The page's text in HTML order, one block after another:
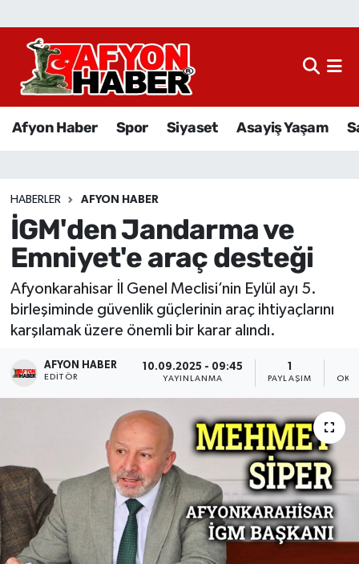
Afyon Haber Spor Siyaset Asayiş Yaşam
HABERLER AFYON HABER
İGM'den Jandarma ve
Emniyet'e araç desteği
Afyonkarahisar İl Genel Meclisi’nin Eylül ayı 5.
birleşiminde güvenlik güçlerinin araç ihtiyaçlarını
karşılamak üzere önemli bir karar alındı.
AFYON HABER
EDITÖR
10.09.2025 - 09:45
YAYINLANMA PAYLAŞIM
Afyon Haber
Sağlık
Eğitim
Sivil Toplum